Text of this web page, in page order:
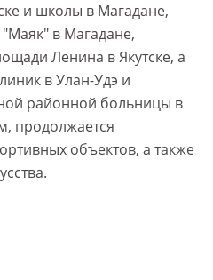
и школы в Магадане,
"Маяк" в Магадане,
Ленина в Якутске, а
в Улан-Удэ и
районной больницы в
продолжается
объектов, а также